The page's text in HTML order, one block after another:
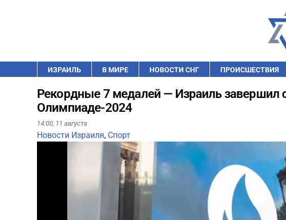
ИЗРАИЛЬ В МИРЕ НОВОСТИ СНГ ПРОИСШЕСТВИЯ
Рекордные 7 медалей — Израиль завершил
Олимпиаде-2024
14:00, 11 августа
Новости Израиля, Спорт